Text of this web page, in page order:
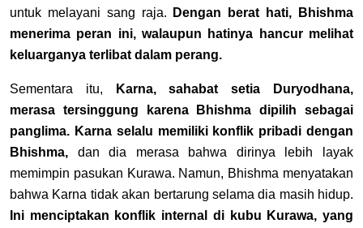
untuk melayani sang raja.
Dengan berat hati, Bhishma
menerima peran ini, walaupun hatinya hancur melihat
keluarganya terlibat dalam perang.
Sementara itu,
Karna, sahabat setia Duryodhana,
merasa tersinggung karena Bhishma dipilih sebagai
panglima. Karna selalu memiliki konflik pribadi dengan
Bhishma, dan dia merasa bahwa dirinya lebih layak
memimpin pasukan Kurawa. Namun, Bhishma menyatakan
bahwa Karna tidak akan bertarung selama dia masih hidup.
Ini menciptakan konflik internal di kubu Kurawa, yang